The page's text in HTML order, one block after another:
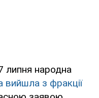
липня народна
вийшла з фракції